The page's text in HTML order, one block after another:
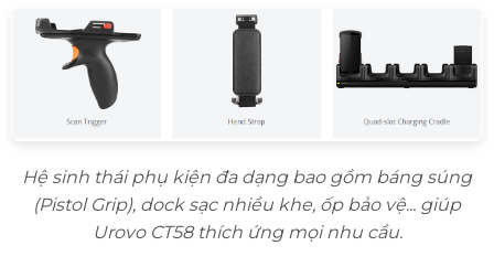
Hệ sinh thái phụ kiện đa dạng bao gồm báng súng
(Pistol Grip), dock sạc nhiều khe, ốp bảo vệ... giúp
Urovo CT58 thích ứng mọi nhu cầu.